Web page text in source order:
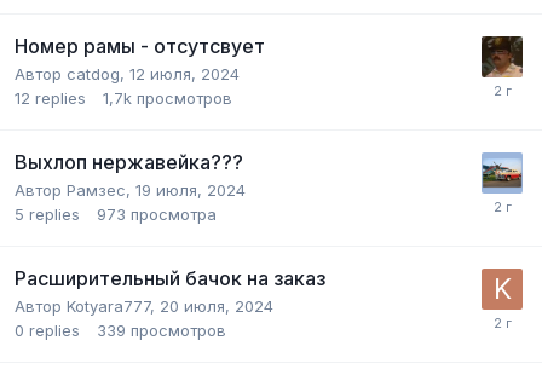
Номер рамы - отсутсвует
Автор catdog, 12 июля, 2024
12 replies 1,7k просмотров
Выхлоп нержавейка???
Автор Рамзес, 19 июля, 2024
5 replies 973 просмотра
Расширительный бачок на заказ
Автор Kotyara777, 20 июля, 2024
0 replies 339 просмотров